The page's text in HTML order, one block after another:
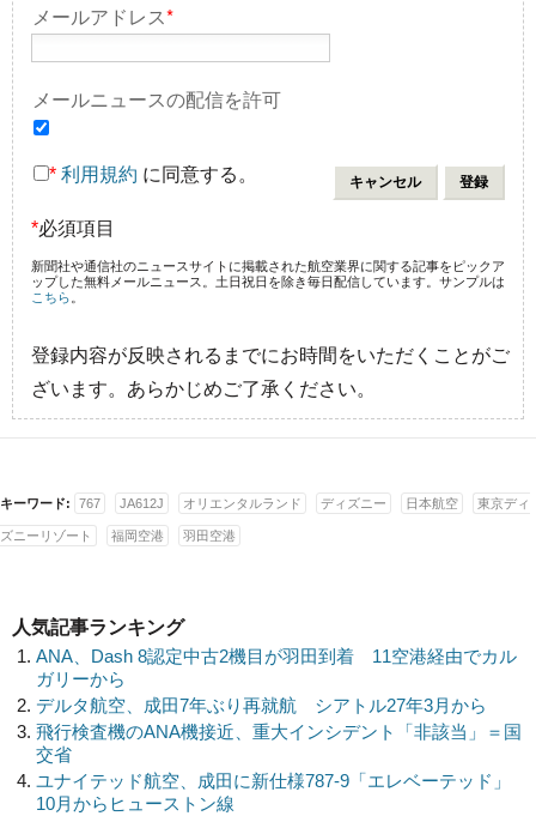
メールアドレス*
メールニュースの配信を許可
* 利用規約 に同意する。
*必須項目
新聞社や通信社のニュースサイトに掲載された航空業界に関する記事をピックア
ップした無料メールニュース。土日祝日を除き毎日配信しています。サンプルは
こちら
登録内容が反映されるまでにお時間をいただくことがご
ざいます。あらかじめご了承ください。
キーワード: 767 JA612J オリエンタルランド ディズニー 日本航空 東京ディ
ズニーリゾート 福岡空港 羽田空港
人気記事ランキング
ANA、Dash 8認定中古2機目が羽田到着 11空港経由でカル
ガリーから
デルタ航空、成田7年ぶり再就航 シアトル27年3月から
飛行検査機のANA機接近、重大インシデント「非該当」＝国
交省
ユナイテッド航空、成田に新仕様787-9「エレベーテッド」
10月からヒューストン線